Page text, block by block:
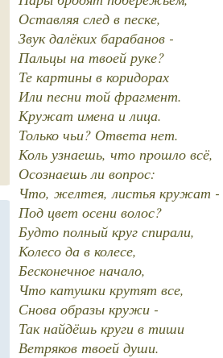
Оставляя след в песке,
Звук далёких барабанов -
Пальцы на твоей руке?
Те картины в коридорах
Или песни той фрагмент.
Кружат имена и лица.
Только чьи? Ответа нет.
Коль узнаешь, что прошло всё,
Осознаешь ли вопрос:
Что, желтея, листья кружат -
Под цвет осени волос?
Будто полный круг спирали,
Колесо да в колесе,
Бесконечное начало,
Что катушки крутят все,
Снова образы кружи -
Так найдёшь круги в тиши
Ветряков твоей души.